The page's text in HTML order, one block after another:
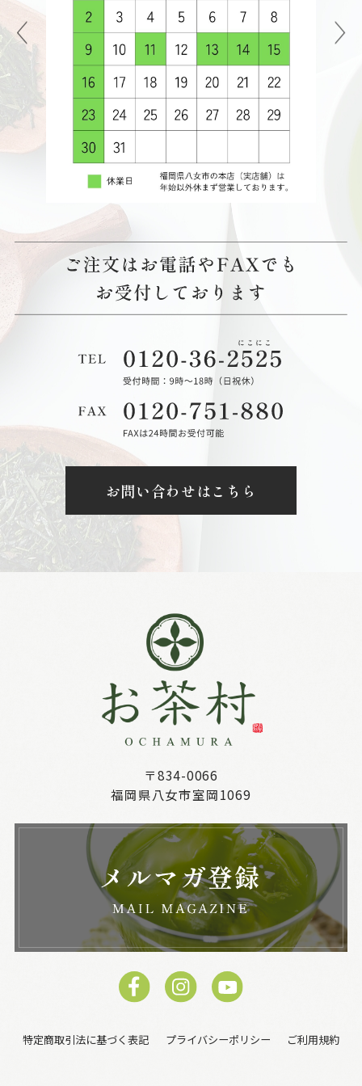
お問い合わせはこちら
〒834-0066
福岡県八女市室岡1069
特定商取引法に基づく表記 プライバシーポリシー ご利用規約